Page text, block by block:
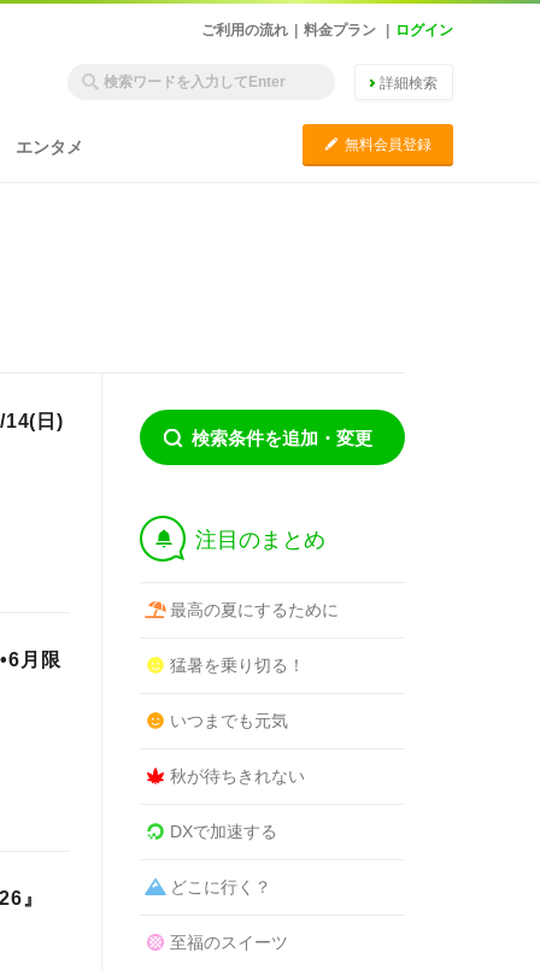
ご利用の流れ 料金プラン ログイン
詳細検索
エンタメ C 無料会員登録
14(日)
月限
』
検索条件を追加・変更
† 注目のまとめ
最高の夏にするために
猛暑を乗り切る！
いつまでも元気
秋が待ちきれない
DXで加速する
どこに行く？
至福のスイーツ